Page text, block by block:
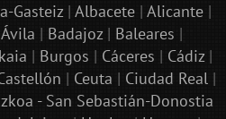
Gasteiz| Albacete| Alicante|
Ávila | Badajoz| Baleares |
| Burgos | Cáceres | Cádiz|
| Ceuta | Ciudad Real|
- San Sebastián-Donostia